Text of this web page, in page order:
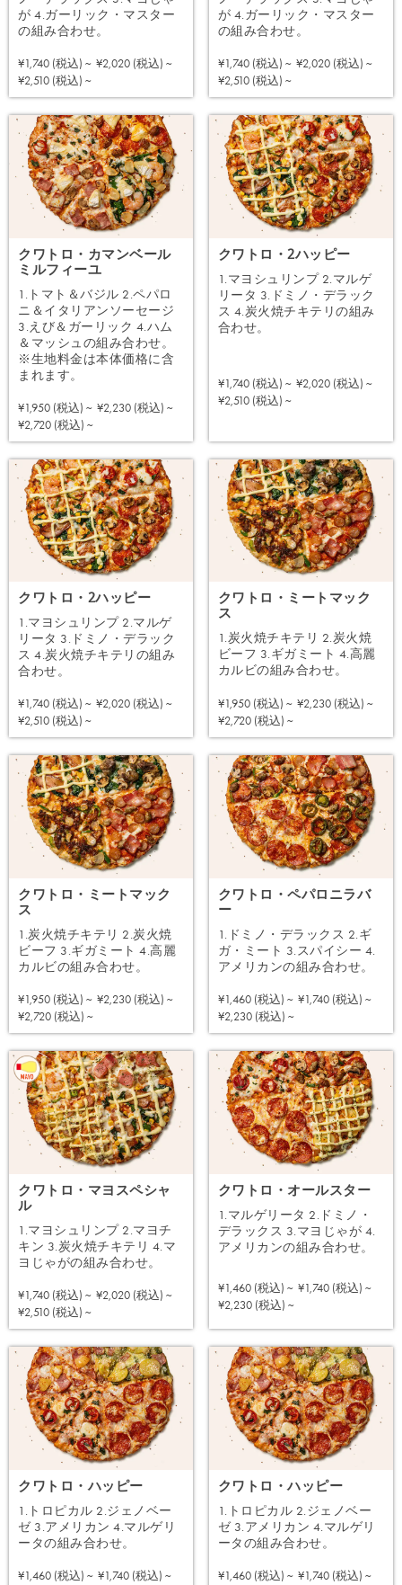
が 4.ガーリック・マスター
の組み合わせ。
¥1,740 (税込) ~ ¥2,020 (税込) ~
¥2,510 (税込) ~
が 4.ガーリック・マスター
の組み合わせ。
¥1,740 (税込) ~ ¥2,020 (税込) ~
¥2,510 (税込) ~
クワトロ・カマンベール
ミルフィーユ
1.トマト＆バジル 2.ペパロ
ニ＆イタリアンソーセージ
3.えび＆ガーリック 4.ハム
＆マッシュの組み合わせ。
※生地料金は本体価格に含
まれます。
¥1,950 (税込) ~ ¥2,230 (税込) ~
¥2,720 (税込) ~
クワトロ・2ハッピー
1.マヨシュリンプ 2.マルゲ
リータ 3.ドミノ・デラック
ス 4.炭火焼チキテリの組み
合わせ。
¥1,740 (税込) ~ ¥2,020 (税込) ~
¥2,510 (税込) ~
クワトロ・2ハッピー
1.マヨシュリンプ 2.マルゲ
リータ 3.ドミノ・デラック
ス 4.炭火焼チキテリの組み
合わせ。
¥1,740 (税込) ~ ¥2,020 (税込) ~
¥2,510 (税込) ~
クワトロ・ミートマック
ス
1.炭火焼チキテリ 2.炭火焼
ビーフ 3.ギガミート 4.高麗
カルビの組み合わせ。
¥1,950 (税込) ~ ¥2,230 (税込) ~
¥2,720 (税込) ~
クワトロ・ミートマック
ス
1.炭火焼チキテリ 2.炭火焼
ビーフ 3.ギガミート 4.高麗
カルビの組み合わせ。
¥1,950 (税込) ~ ¥2,230 (税込) ~
¥2,720 (税込) ~
クワトロ・ペパロニラバ
ー
1.ドミノ・デラックス 2.ギ
ガ・ミート 3.スパイシー 4.
アメリカンの組み合わせ。
¥1,460 (税込) ~ ¥1,740 (税込) ~
¥2,230 (税込) ~
クワトロ・マヨスペシャ
ル
1.マヨシュリンプ 2.マヨチ
キン 3.炭火焼チキテリ 4.マ
ヨじゃがの組み合わせ。
¥1,740 (税込) ~ ¥2,020 (税込) ~
¥2,510 (税込) ~
クワトロ・オールスター
1.マルゲリータ 2.ドミノ・
デラックス 3.マヨじゃが 4.
アメリカンの組み合わせ。
¥1,460 (税込) ~ ¥1,740 (税込) ~
¥2,230 (税込) ~
クワトロ・ハッピー
1.トロピカル 2.ジェノベー
ゼ 3.アメリカン 4.マルゲリ
ータの組み合わせ。
¥1,460 (税込) ~ ¥1,740 (税込) ~
クワトロ・ハッピー
1.トロピカル 2.ジェノベー
ゼ 3.アメリカン 4.マルゲリ
ータの組み合わせ。
¥1,460 (税込) ~ ¥1,740 (税込) ~